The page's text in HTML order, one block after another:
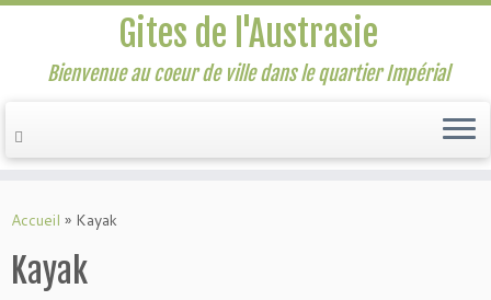
au
Gites de l'Austrasie
Bienvenue au coeur de ville dans le quartier Impérial
Accueil » Kayak
Kayak